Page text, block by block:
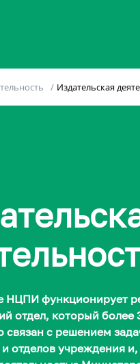
/ Издательская
НЦПИ функционирует
отдел, который более
связан с решением
отделов учреждения